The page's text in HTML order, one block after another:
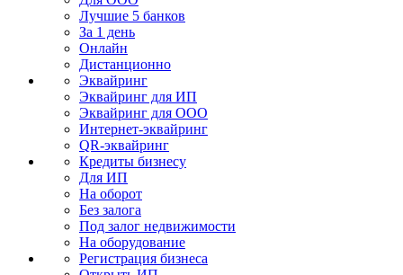
Лучшие 5 банков
За 1 день
Онлайн
Дистанционно
Эквайринг
Эквайринг для ИП
Эквайринг для ООО
Интернет-эквайринг
QR-эквайринг
Кредиты бизнесу
Для ИП
На оборот
Без залога
Под залог недвижимости
На оборудование
Регистрация бизнеса